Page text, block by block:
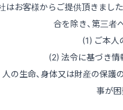
はお客様からご提供頂きまし
合を除き、第三者
(1) ご本人
(2) 法令に基づき
の生命、身体又は財産の保護
事が